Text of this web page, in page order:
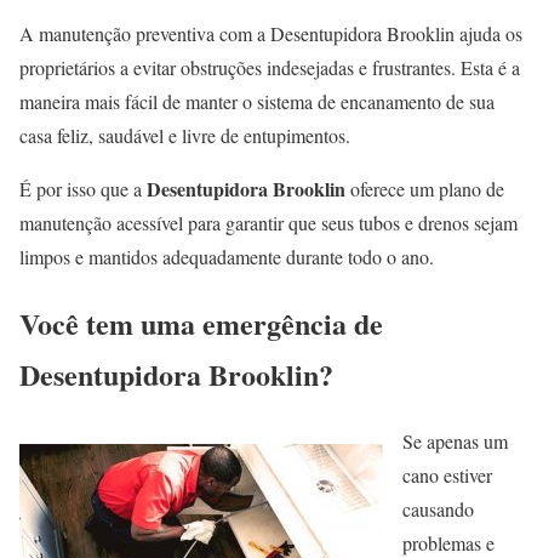
A manutenção preventiva com a Desentupidora Brooklin ajuda os
proprietários a evitar obstruções indesejadas e frustrantes. Esta é a
maneira mais fácil de manter o sistema de encanamento de sua
casa feliz, saudável e livre de entupimentos.
É por isso que aDesentupidora Brooklinoferece um plano de
manutenção acessível para garantir que seus tubos e drenos sejam
limpos e mantidos adequadamente durante todo o ano.
Você tem uma emergência de
Desentupidora Brooklin?
Se apenas um
cano estiver
causando
problemas e